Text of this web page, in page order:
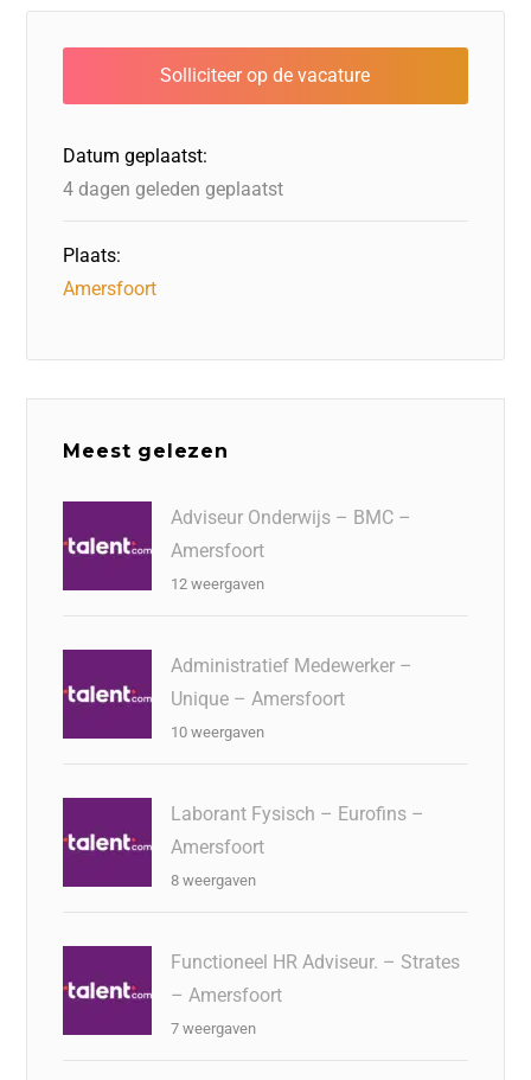
e
b
o
o
k
e
dI
n
o
d
o
n
a
d
s
s
A
p
l
Datum geplaatst:
4 dagen geleden geplaatst
Plaats:
Amersfoort
Meest gelezen
Adviseur Onderwijs – BMC –
Amersfoort
12 weergaven
Administratief Medewerker –
Unique – Amersfoort
10 weergaven
Laborant Fysisch – Eurofins –
Amersfoort
8 weergaven
Functioneel HR Adviseur. – Strates
– Amersfoort
7 weergaven